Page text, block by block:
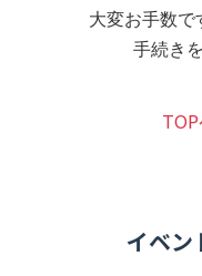
大変お手数で
手続き
イベン